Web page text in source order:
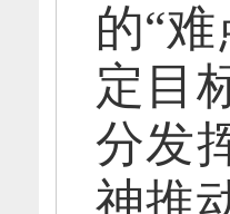
的“
定目
分发
神推